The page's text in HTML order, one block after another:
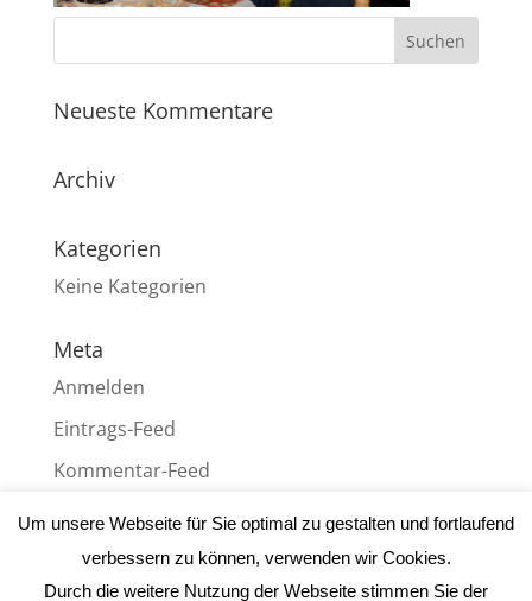
Neueste Kommentare
Archiv
Kategorien
Keine Kategorien
Meta
Anmelden
Eintrags-Feed
Kommentar-Feed
WordPress.org
Um unsere Webseite für Sie optimal zu gestalten und fortlaufend
verbessern zu können, verwenden wir Cookies.
Durch die weitere Nutzung der Webseite stimmen Sie der